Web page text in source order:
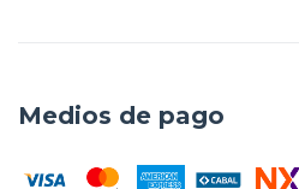
Medios de pago